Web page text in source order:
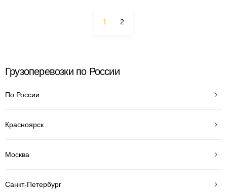
1 2
Грузоперевозки по России
По России
Красноярск
Москва
Санкт-Петербург